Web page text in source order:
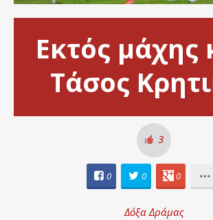
Εκτός μάχης
Τάσος
3
0 0 0
Δόξα Δράμας